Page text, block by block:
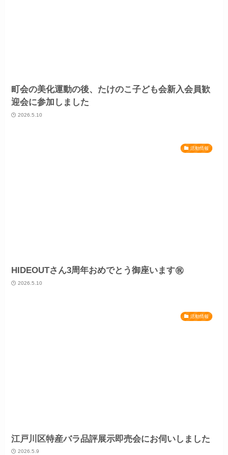
町会の美化運動の後、たけのこ子ども会新入会員歓
迎会に参加しました
2026.5.10
活動情報
HIDEOUTさん3周年おめでとう御座います㊗️
2026.5.10
活動情報
江戸川区特産バラ品評展示即売会にお伺いしました
2026.5.9